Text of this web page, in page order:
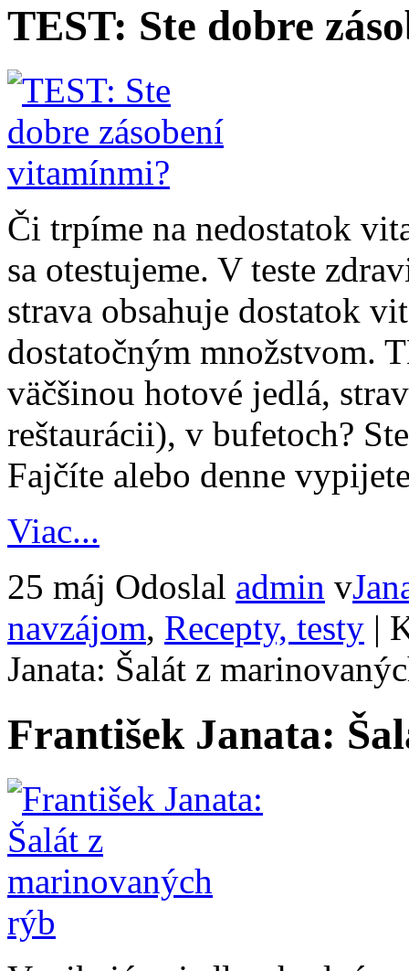
TEST: Ste dobre
Či trpíme na nedostatok
sa otestujeme. V teste
strava obsahuje dostatok
dostatočným množstvom.
väčšinou hotové jedlá,
reštaurácii), v bufetoch?
Fajčíte alebo denne
Viac...
25 máj Odoslal admin v
navzájom, Recepty, testy |
Janata: Šalát z
František Janata: